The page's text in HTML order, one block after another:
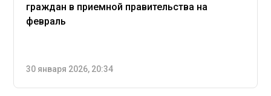
граждан в приемной правительства на
февраль
30 января 2026, 20:34